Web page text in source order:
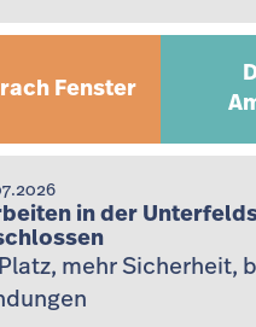
Fenster
in der
mehr Sicherheit,